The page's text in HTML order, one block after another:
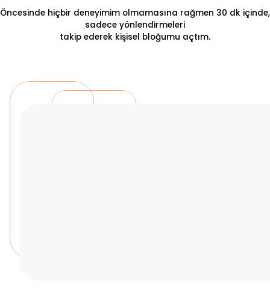
Öncesinde hiçbir deneyimim olmamasına rağmen 30 dk içinde,
sadece yönlendirmeleri
takip ederek kişisel bloğumu açtım.